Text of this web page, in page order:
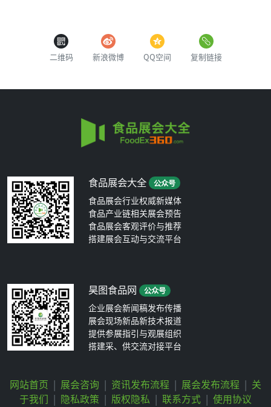
二维码 新浪微博 QQ空间 复制链接
食品展会大全 公众号
食品展会行业权威新媒体
食品产业链相关展会预告
食品展会客观评价与推荐
搭建展会互动与交流平台
昊图食品网 公众号
企业展会新闻稿发布传播
展会现场新品新技术报道
提供参展指引与观展组织
搭建采、供交流对接平台
网站首页 | 展会咨询 | 资讯发布流程 | 展会发布流程 | 关
于我们 | 隐私政策 | 版权隐私 | 联系方式 | 使用协议